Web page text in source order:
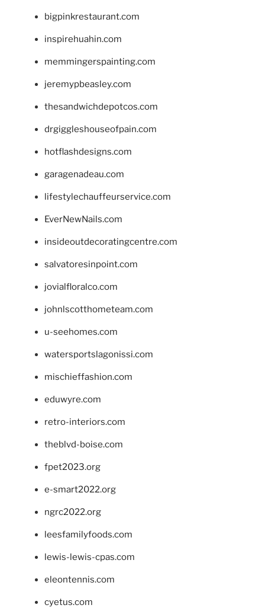
bigpinkrestaurant.com
inspirehuahin.com
memmingerspainting.com
jeremypbeasley.com
thesandwichdepotcos.com
drgiggleshouseofpain.com
hotflashdesigns.com
garagenadeau.com
lifestylechauffeurservice.com
EverNewNails.com
insideoutdecoratingcentre.com
salvatoresinpoint.com
jovialfloralco.com
johnlscotthometeam.com
u-seehomes.com
watersportslagonissi.com
mischieffashion.com
eduwyre.com
retro-interiors.com
theblvd-boise.com
fpet2023.org
e-smart2022.org
ngrc2022.org
leesfamilyfoods.com
lewis-lewis-cpas.com
eleontennis.com
cyetus.com